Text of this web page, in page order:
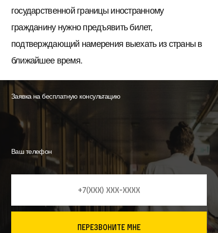
государственной границы иностранному
гражданину нужно предъявить билет,
подтверждающий намерения выехать из страны в
ближайшее время.
Заявка на бесплатную консультацию
Ваш телефон
перезвоните мне